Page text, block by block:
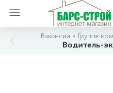
Вакансии в Группе
Водитель-